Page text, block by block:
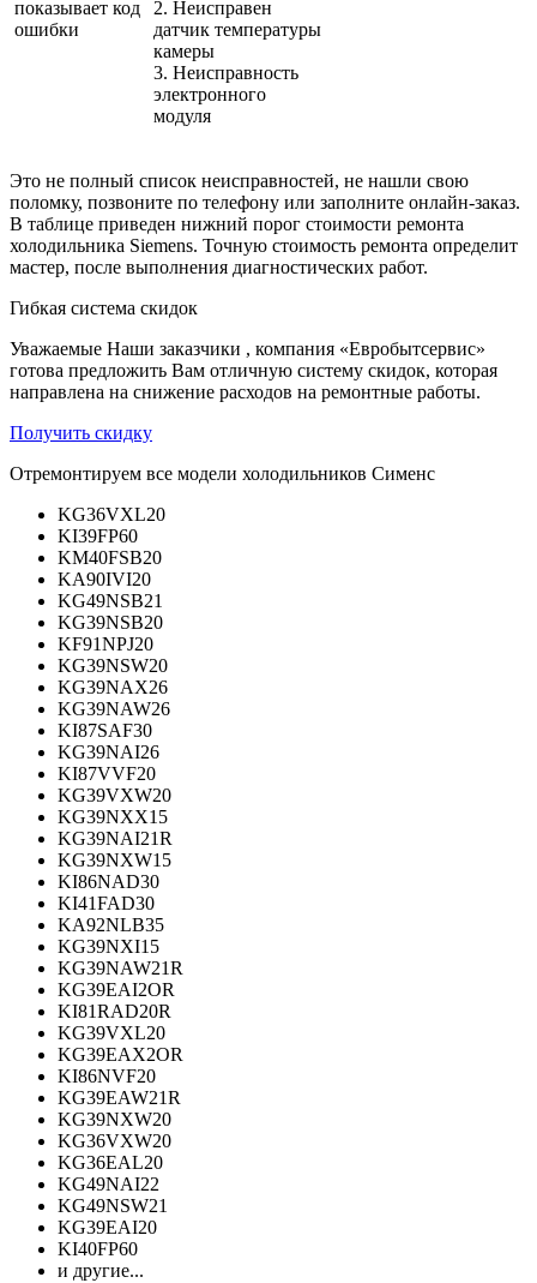
показывает код
ошибки
2. Неисправен
датчик температуры
камеры
3. Неисправность
электронного
модуля
Это не полный список неисправностей, не нашли свою
поломку, позвоните по телефону или заполните онлайн-заказ.
В таблице приведен нижний порог стоимости ремонта
холодильника Siemens. Точную стоимость ремонта определит
мастер, после выполнения диагностических работ.
Гибкая система скидок
Уважаемые Наши заказчики , компания «Евробытсервис»
готова предложить Вам отличную систему скидок, которая
направлена на снижение расходов на ремонтные работы.
Получить скидку
Отремонтируем все модели холодильников Сименс
KG36VXL20
KI39FP60
KM40FSB20
KA90IVI20
KG49NSB21
KG39NSB20
KF91NPJ20
KG39NSW20
KG39NAX26
KG39NAW26
KI87SAF30
KG39NAI26
KI87VVF20
KG39VXW20
KG39NXX15
KG39NAI21R
KG39NXW15
KI86NAD30
KI41FAD30
KA92NLB35
KG39NXI15
KG39NAW21R
KG39EAI2OR
KI81RAD20R
KG39VXL20
KG39EAX2OR
KI86NVF20
KG39EAW21R
KG39NXW20
KG36VXW20
KG36EAL20
KG49NAI22
KG49NSW21
KG39EAI20
KI40FP60
и другие...